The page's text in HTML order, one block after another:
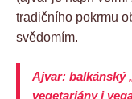
tradičního pokrmu
svědomím.
Ajvar: balkánský
vegetariány i